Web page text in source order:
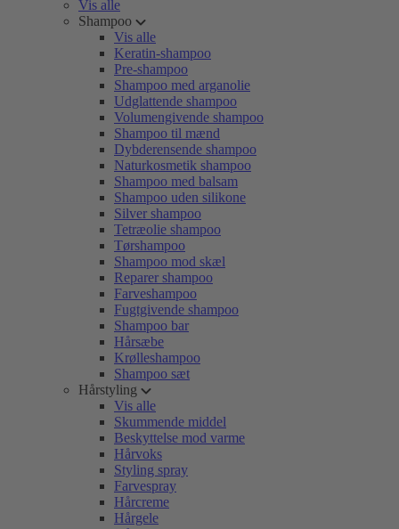
Vis alle
Shampoo
Vis alle
Keratin-shampoo
Pre-shampoo
Shampoo med arganolie
Udglattende shampoo
Volumengivende shampoo
Shampoo til mænd
Dybderensende shampoo
Naturkosmetik shampoo
Shampoo med balsam
Shampoo uden silikone
Silver shampoo
Tetræolie shampoo
Tørshampoo
Shampoo mod skæl
Reparer shampoo
Farveshampoo
Fugtgivende shampoo
Shampoo bar
Hårsæbe
Krølleshampoo
Shampoo sæt
Hårstyling
Vis alle
Skummende middel
Beskyttelse mod varme
Hårvoks
Styling spray
Farvespray
Hårcreme
Hårgele